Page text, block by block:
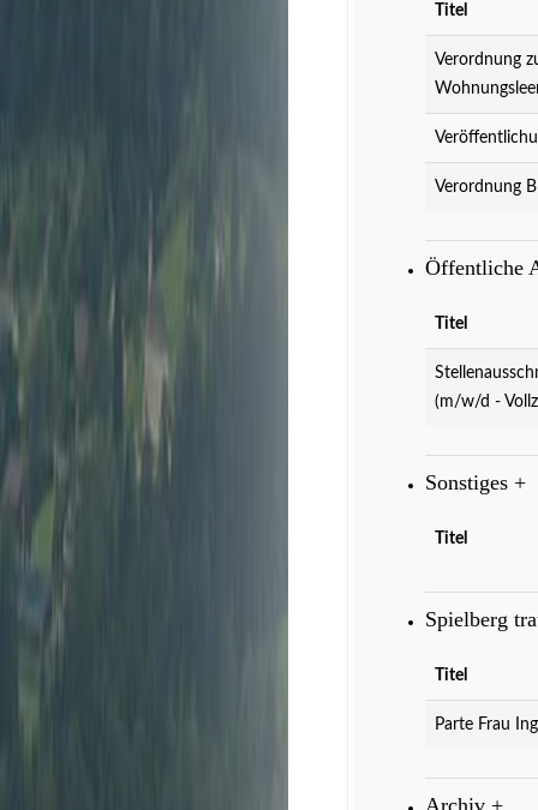
Titel
Verordnung
Verordnung
Öffentliche
Titel
(m/w/d -
Sonstiges +
Titel
Spielberg
Titel
Parte Frau
Archiv +